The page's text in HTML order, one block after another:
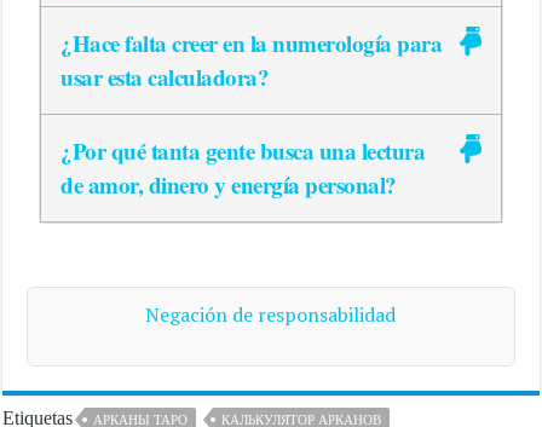
¿Hace falta creer en la numerología para
usar esta calculadora?
¿Por qué tanta gente busca una lectura
de amor, dinero y energía personal?
Negación de responsabilidad
Etiquetas АРКАНЫ ТАРО КАЛЬКУЛЯТОР АРКАНОВ